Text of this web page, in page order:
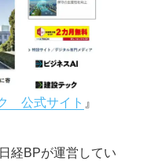
公式サイト 』
経BPが運営してい